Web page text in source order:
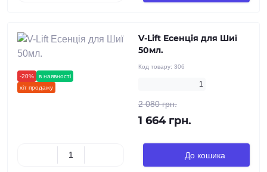
-20% в наявності
хіт продажу
V-Lift Есенція для Шиї
50мл.
Код товару: 306
1
2 080 грн.
1 664 грн.
До кошика